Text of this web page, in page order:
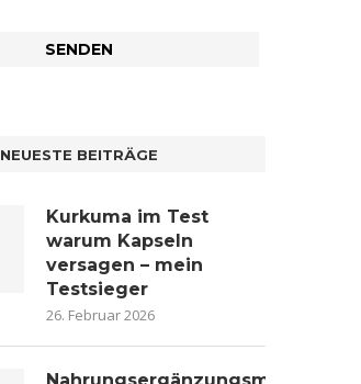
NEUESTE BEITRÄGE
Kurkuma im Test
warum Kapseln
versagen – mein
Testsieger
26. Februar 2026